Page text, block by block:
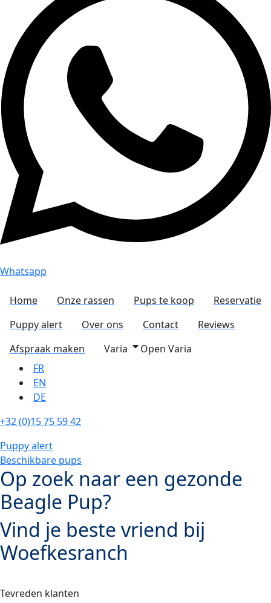
Whatsapp
Home Onze rassen Pups te koop
Reservatie
Puppy alert
Over ons Contact
Reviews
Afspraak maken
Varia
Open Varia
FR
EN
DE
+32 (0)15 75 59 42
Puppy alert
Beschikbare pups
Op zoek naar een gezonde
Beagle Pup?​
Vind je beste vriend bij
Woefkesranch
Tevreden klanten